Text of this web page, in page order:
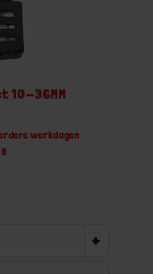
10-36MM
werkdagen
+